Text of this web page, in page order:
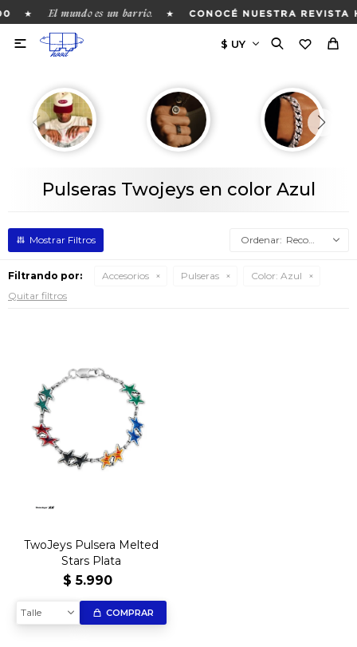
★ El mundo es un barrio. ★ CONOCÉ NUESTRA REVISTA

Pulseras Twojeys en color Azul
Recomendados
Filtrando por: Accesorios Pulseras Color: Azul
Quitar filtros
TwoJeys Pulsera Melted
Stars Plata
$ 5.990
Talle COMPRAR